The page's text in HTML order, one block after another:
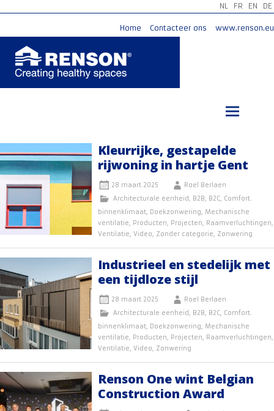
NL FR EN DE
Home Contacteer ons www.renson.eu
Kleurrijke, gestapelde
rijwoning in hartje Gent
28 maart 2025
Roel Berlaen
Architecturale eenheid, B2B, B2C, Comfort.
binnenklimaat, Doekzonwering, Mechanische
ventilatie, Producten, Projecten, Raamverluchtingen,
Ventilatie, Video, Zonder categorie, Zonwering
Industrieel en stedelijk met
een tijdloze stijl
28 maart 2025
Roel Berlaen
Architecturale eenheid, B2B, B2C, Comfort.
binnenklimaat, Doekzonwering, Mechanische
ventilatie, Producten, Projecten, Raamverluchtingen,
Ventilatie, Video, Zonwering
Renson One wint Belgian
Construction Award